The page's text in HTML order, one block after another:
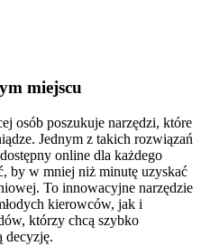
miejscu
osób poszukuje narzędzi, które
Jednym z takich rozwiązań
online dla każdego
by w mniej niż minutę uzyskać
To innowacyjne narzędzie
kierowców, jak i
którzy chcą szybko
decyzję.